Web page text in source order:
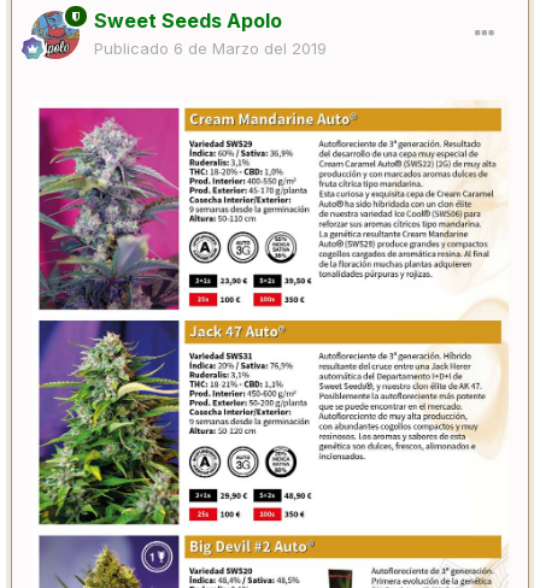
Sweet Seeds Apolo
Publicado 6 de Marzo del 2019